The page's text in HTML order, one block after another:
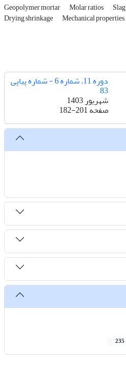
Geopolymer mortar Molar ratios Slag
Drying shrinkage Mechanical properties
دوره 11، شماره 6 - شماره پیاپی
83
شهریور 1403
صفحه182-201
235